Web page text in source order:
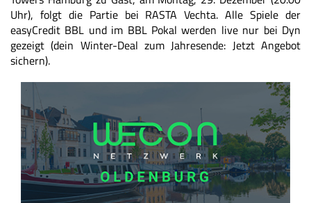
Uhr), folgt die Partie bei RASTA Vechta. Alle Spiele der
easyCredit BBL und im BBL Pokal werden live nur bei Dyn
gezeigt (dein Winter-Deal zum Jahresende: Jetzt Angebot
sichern).